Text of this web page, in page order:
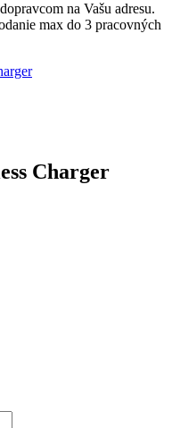
na Vašu adresu.
max do 3 pracovných
Charger